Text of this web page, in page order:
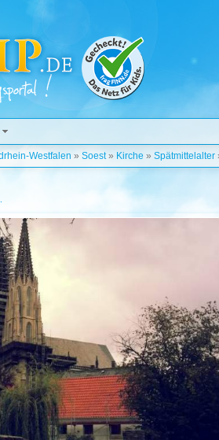
Westfalen » Soest» Kirche » Spätmittelalter